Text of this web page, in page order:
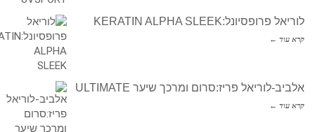
לוריאל פרופסיונל:KERATIN ALPHA SLEEK
קרא עוד ←
אלביב-לוריאל פריז:סרום ומרכך שיער ULTIMATE
קרא עוד ←